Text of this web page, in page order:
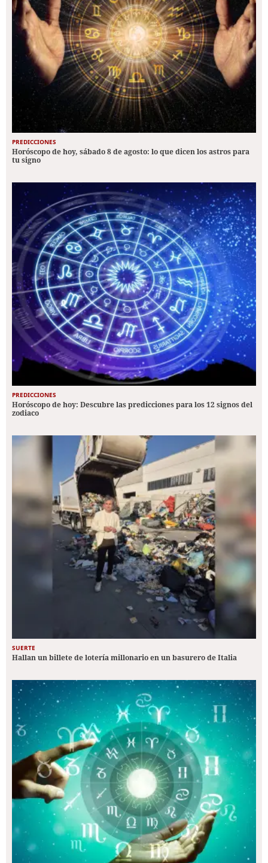
PREDICCIONES
Horóscopo de hoy, sábado 8 de agosto: lo que dicen los astros para
tu signo
PREDICCIONES
Horóscopo de hoy: Descubre las predicciones para los 12 signos del
zodiaco
SUERTE
Hallan un billete de lotería millonario en un basurero de Italia